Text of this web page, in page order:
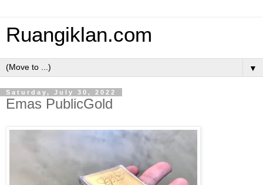
Ruangiklan.com
▼
Saturday, July 30, 2022
Emas PublicGold